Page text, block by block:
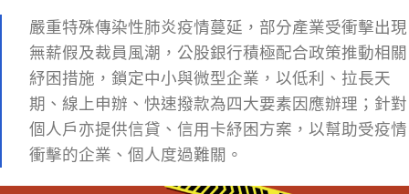
嚴重特殊傳染性肺炎疫情蔓延，部分產業受衝擊出現
無薪假及裁員風潮，公股銀行積極配合政策推動相關
紓困措施，鎖定中小與微型企業，以低利、拉長天
期、線上申辦、快速撥款為四大要素因應辦理；針對
個人戶亦提供信貸、信用卡紓困方案，以幫助受疫情
衝擊的企業、個人度過難關。